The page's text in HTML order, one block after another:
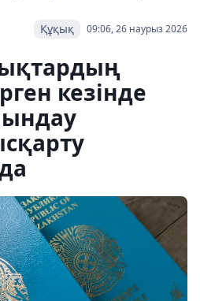
09:06, 26 наурыз 2026
Құқық
кезінде